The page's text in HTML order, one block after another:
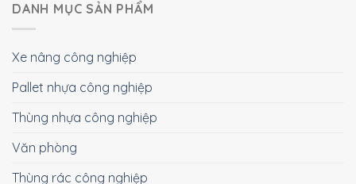
DANH MỤC SẢN PHẨM
Xe nâng công nghiệp
Pallet nhựa công nghiệp
Thùng nhựa công nghiệp
Văn phòng
Thùng rác công nghiệp